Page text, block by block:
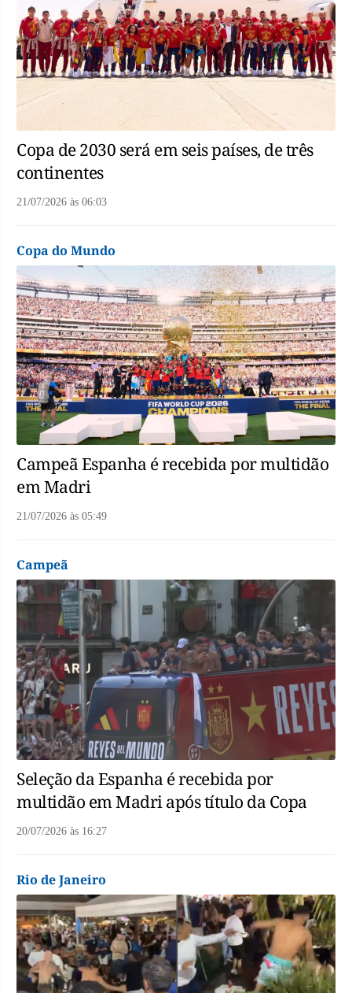
Copa de 2030 será em seis países, de três
continentes
21/07/2026 às 06:03
Copa do Mundo
Campeã Espanha é recebida por multidão
em Madri
21/07/2026 às 05:49
Campeã
Seleção da Espanha é recebida por
multidão em Madri após título da Copa
20/07/2026 às 16:27
Rio de Janeiro